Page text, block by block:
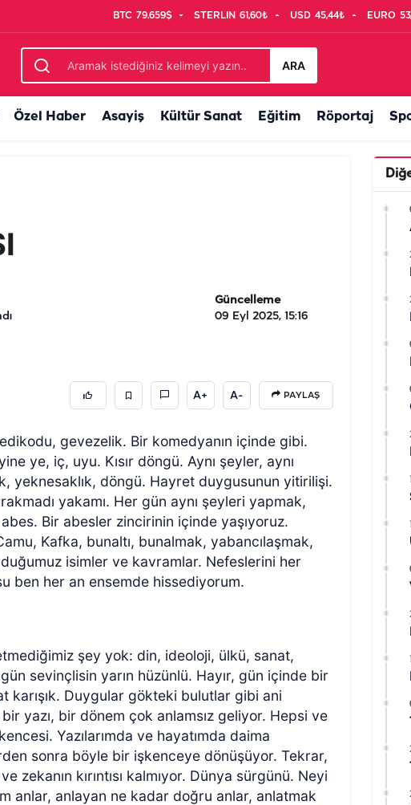
BTC 79.659$ STERLIN 61,60₺ USD 45,44₺ EURO
ARA
Özel Haber Asayiş Kültür Sanat Eğitim Röportaj
Güncelleme
09 Eyl 2025, 15:16
A+ A- PAYLAŞ
gevezelik. Bir komedyanın içinde gibi.
ye, iç, uyu. Kısır döngü. Aynı şeyler, aynı
yeknesaklık, döngü. Hayret duygusunun yitirilişi.
yakamı. Her gün aynı şeyleri yapmak,
Bir abesler zincirinin içinde yaşıyoruz.
Kafka, bunaltı, bunalmak, yabancılaşmak,
isimler ve kavramlar. Nefeslerini her
ben her an ensemde hissediyorum.
şey yok: din, ideoloji, ülkü, sanat,
sevinçlisin yarın hüzünlü. Hayır, gün içinde bir
karışık. Duygular gökteki bulutlar gibi ani
yazı, bir dönem çok anlamsız geliyor. Hepsi ve
Yazılarımda ve hayatımda daima
sonra böyle bir işkenceye dönüşüyor. Tekrar,
kırıntısı kalmıyor. Dünya sürgünü. Neyi
anlar, anlayan ne kadar doğru anlar, anlatmak